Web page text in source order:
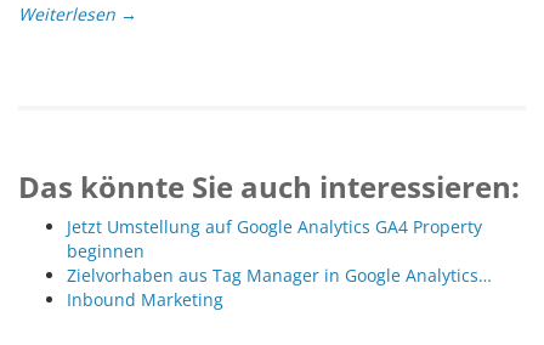
Weiterlesen →
Das könnte Sie auch interessieren:
Jetzt Umstellung auf Google Analytics GA4 Property
beginnen
Zielvorhaben aus Tag Manager in Google Analytics…
Inbound Marketing